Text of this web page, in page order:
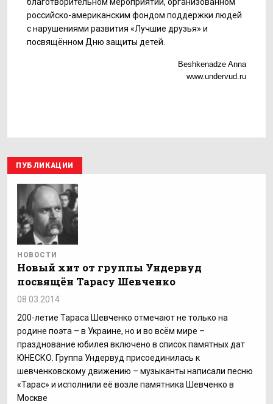
российско-американским фондом поддержки людей
с нарушениями развития «Лучшие друзья» и
посвящённом Дню защиты детей.
Beshkenadze Anna
www.undervud.ru
ПУБЛИКАЦИИ
НОВОСТИ
Новый хит от группы Ундервуд
посвящён Тарасу Шевченко
08.03.2014
200-летие Тараса Шевченко отмечают не только на
родине поэта – в Украине, но и во всём мире –
празднование юбилея включено в список памятных дат
ЮНЕСКО. Группа Ундервуд присоединилась к
шевченковскому движению – музыканты написали песню
«Тарас» и исполнили её возле памятника Шевченко в
Москве